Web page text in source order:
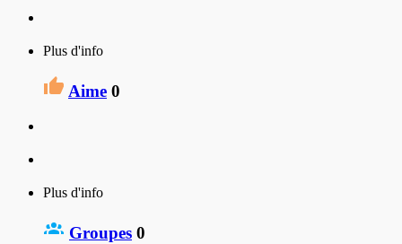
Plus d'info
Aime 0
Plus d'info
Groupes 0